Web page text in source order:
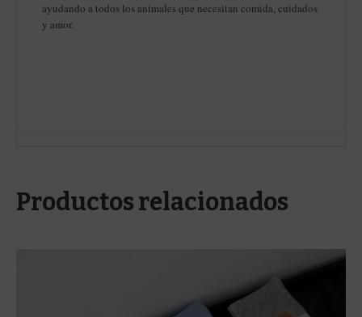
ayudando a todos los animales que necesitan comida, cuidados
y amor.
Productos relacionados